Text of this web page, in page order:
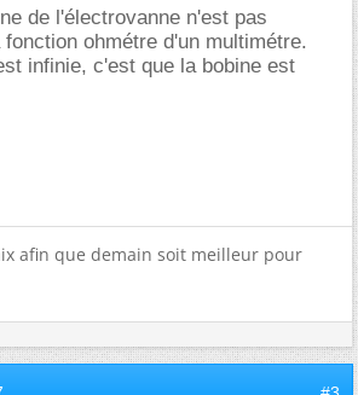
de l'électrovanne n'est pas
ohmétre d'un multimétre.
infinie, c'est que la bobine est
afin que demain soit meilleur pour